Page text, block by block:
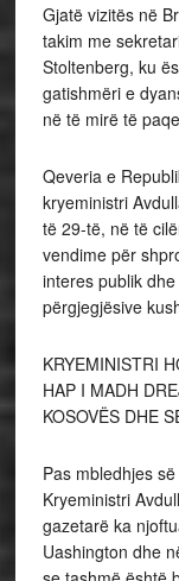
Gjatë vizitës në
takim me
Stoltenberg, ku
gatishmëri e
në të mirë të
Qeveria e
kryeministri
të 29-të, në të
vendime për
interes publik
përgjegjësive
KRYEMINISTRI
HAP I MADH
KOSOVËS DHE
Pas mbledhjes
Kryeministri
gazetarë ka
Uashington dhe